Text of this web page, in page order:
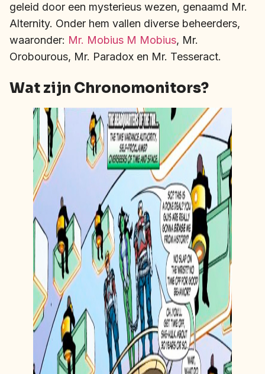
geleid door een mysterieus wezen, genaamd Mr.
Alternity. Onder hem vallen diverse beheerders,
waaronder: Mr. Mobius M Mobius, Mr.
Orobourous, Mr. Paradox en Mr. Tesseract.
Wat zijn Chronomonitors?